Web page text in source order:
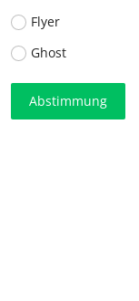
Flyer
Ghost
Abstimmung